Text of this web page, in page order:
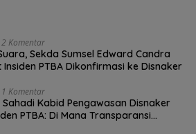
2 Komentar
Sekda Sumsel Edward Candra
PTBA Dikonfirmasi ke Disnaker
1 Komentar
Kabid Pengawasan Disnaker
PTBA: Di Mana Transparansi